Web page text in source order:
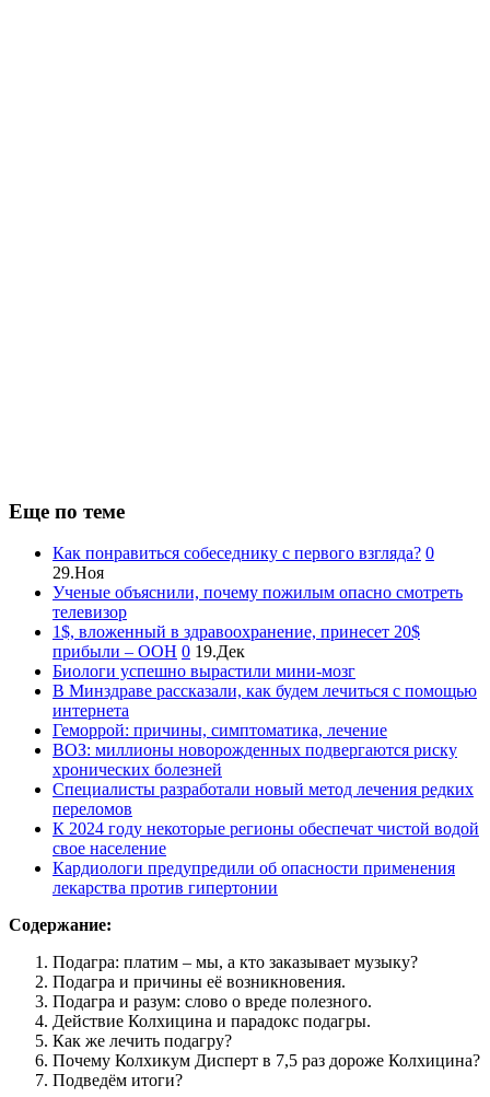
Еще по теме
Как понравиться собеседнику с первого взгляда? 0
29.Ноя
Ученые объяснили, почему пожилым опасно смотреть
телевизор
1$, вложенный в здравоохранение, принесет 20$
прибыли – ООН 0 19.Дек
Биологи успешно вырастили мини-мозг
В Минздраве рассказали, как будем лечиться с помощью
интернета
Геморрой: причины, симптоматика, лечение
ВОЗ: миллионы новорожденных подвергаются риску
хронических болезней
Специалисты разработали новый метод лечения редких
переломов
К 2024 году некоторые регионы обеспечат чистой водой
свое население
Кардиологи предупредили об опасности применения
лекарства против гипертонии
Содержание:
Подагра: платим – мы, а кто заказывает музыку?
Подагра и причины её возникновения.
Подагра и разум: слово о вреде полезного.
Действие Колхицина и парадокс подагры.
Как же лечить подагру?
Почему Колхикум Дисперт в 7,5 раз дороже Колхицина?
Подведём итоги?